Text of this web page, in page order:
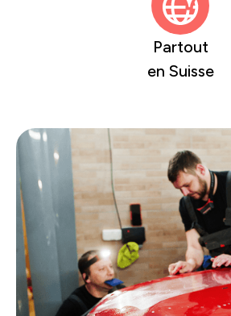
Partout
en Suisse